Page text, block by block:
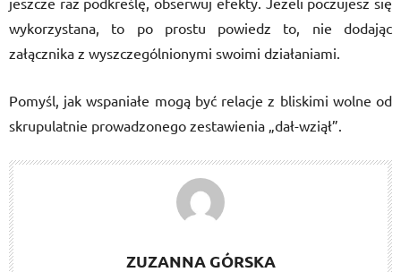
wykorzystana, to po prostu powiedz to, nie dodając
załącznika z wyszczególnionymi swoimi działaniami.
Pomyśl, jak wspaniałe mogą być relacje z bliskimi wolne od
skrupulatnie prowadzonego zestawienia „dał-wziął”.
ZUZANNA GÓRSKA